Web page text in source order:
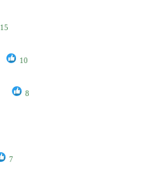
15
10
8
7